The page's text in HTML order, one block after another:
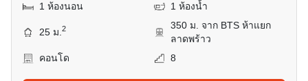
1 ห้องนอน 1 ห้องน้ำ
25 ม.2
350 ม. จาก BTS ห้าแยก
ลาดพร้าว
คอนโด
8